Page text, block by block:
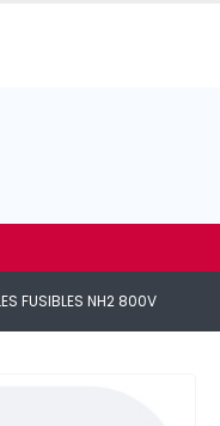
FUSIBLES NH2 800V